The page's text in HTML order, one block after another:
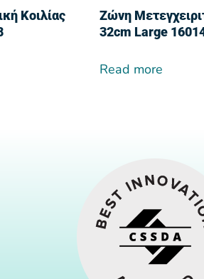
Κοιλίας
Ζώνη
32cm Large
Read more